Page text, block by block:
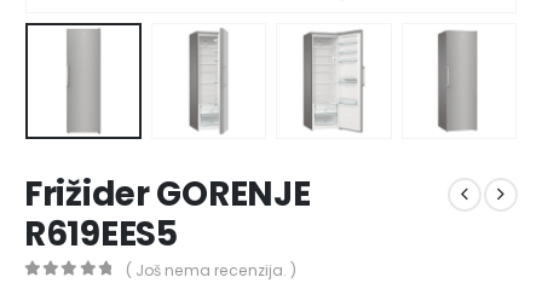
Frižider GORENJE
R619EES5
( Još nema recenzija. )